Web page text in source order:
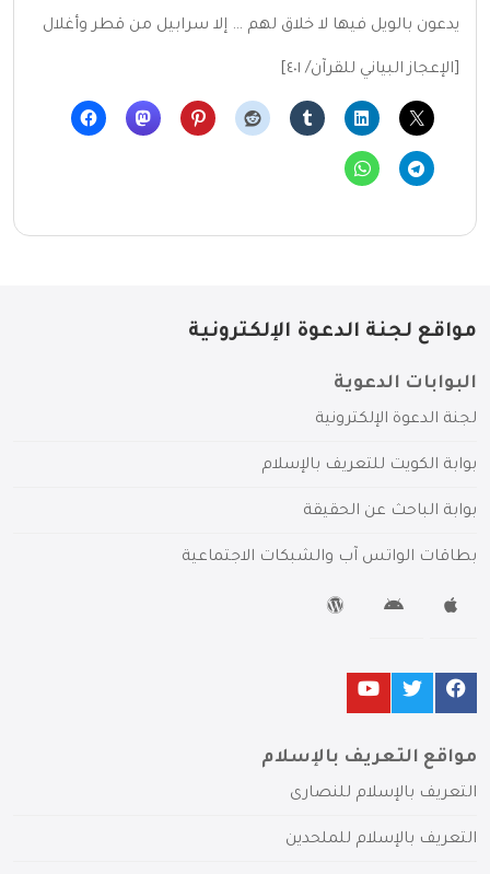
يدعون بالويل فيها لا خلاق لهم … إلا سرابيل من قطر وأغلال
[الإعجاز البياني للقرآن/ ٤٠١]
مواقع لجنة الدعوة الإلكترونية
البوابات الدعوية
لجنة الدعوة الإلكترونية
بوابة الكويت للتعريف بالإسلام
بوابة الباحث عن الحقيقة
بطاقات الواتس آب والشبكات الاجتماعية
مواقع التعريف بالإسلام
التعريف بالإسلام للنصارى
التعريف بالإسلام للملحدين